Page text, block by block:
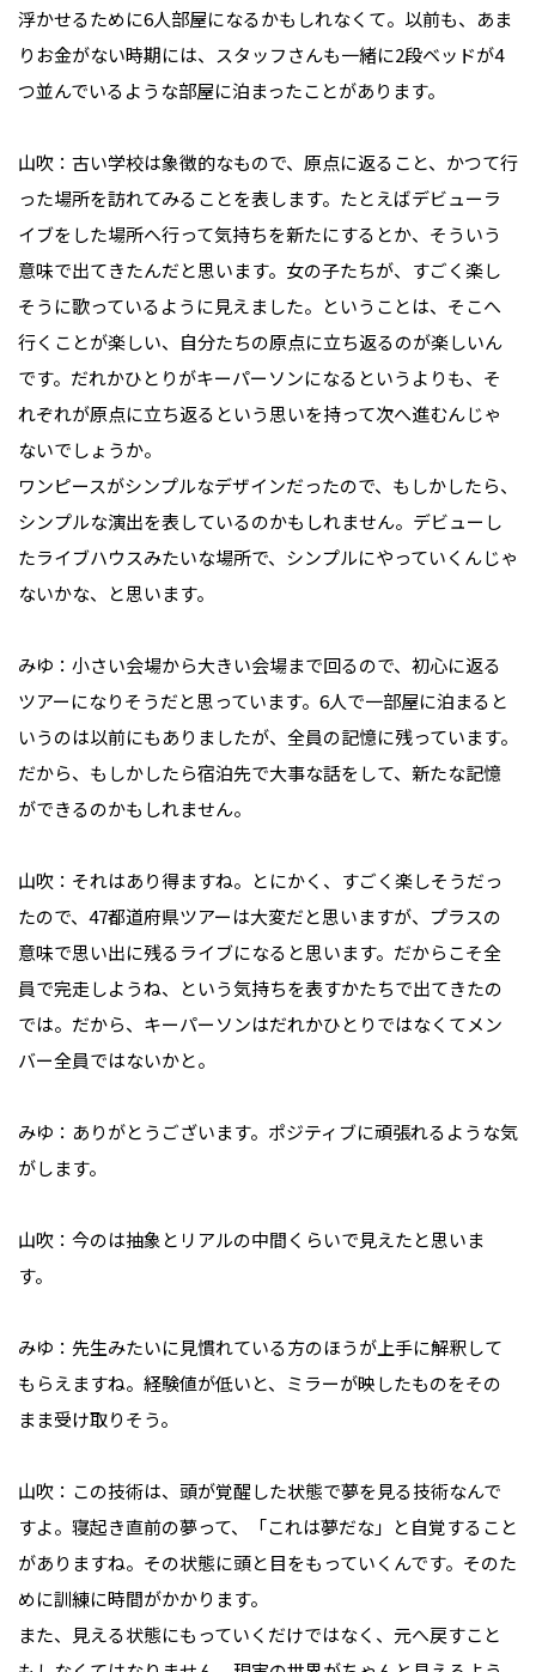
浮かせるために6人部屋になるかもしれなくて。以前も、あま
りお金がない時期には、スタッフさんも一緒に2段ベッドが4
つ並んでいるような部屋に泊まったことがあります。
山吹：古い学校は象徴的なもので、原点に返ること、かつて行
った場所を訪れてみることを表します。たとえばデビューラ
イブをした場所へ行って気持ちを新たにするとか、そういう
意味で出てきたんだと思います。女の子たちが、すごく楽し
そうに歌っているように見えました。ということは、そこへ
行くことが楽しい、自分たちの原点に立ち返るのが楽しいん
です。だれかひとりがキーパーソンになるというよりも、そ
れぞれが原点に立ち返るという思いを持って次へ進むんじゃ
ないでしょうか。
ワンピースがシンプルなデザインだったので、もしかしたら、
シンプルな演出を表しているのかもしれません。デビューし
たライブハウスみたいな場所で、シンプルにやっていくんじゃ
ないかな、と思います。
みゆ：小さい会場から大きい会場まで回るので、初心に返る
ツアーになりそうだと思っています。6人で一部屋に泊まると
いうのは以前にもありましたが、全員の記憶に残っています。
だから、もしかしたら宿泊先で大事な話をして、新たな記憶
ができるのかもしれません。
山吹：それはあり得ますね。とにかく、すごく楽しそうだっ
たので、47都道府県ツアーは大変だと思いますが、プラスの
意味で思い出に残るライブになると思います。だからこそ全
員で完走しようね、という気持ちを表すかたちで出てきたの
では。だから、キーパーソンはだれかひとりではなくてメン
バー全員ではないかと。
みゆ：ありがとうございます。ポジティブに頑張れるような気
がします。
山吹：今のは抽象とリアルの中間くらいで見えたと思いま
す。
みゆ：先生みたいに見慣れている方のほうが上手に解釈して
もらえますね。経験値が低いと、ミラーが映したものをその
まま受け取りそう。
山吹：この技術は、頭が覚醒した状態で夢を見る技術なんで
すよ。寝起き直前の夢って、「これは夢だな」と自覚すること
がありますね。その状態に頭と目をもっていくんです。そのた
めに訓練に時間がかかります。
また、見える状態にもっていくだけではなく、元へ戻すこと